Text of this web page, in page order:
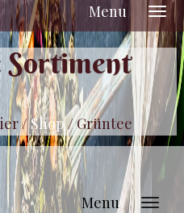
Menu
Sortiment
/Shop/Grüntee
Menu